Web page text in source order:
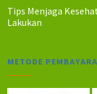
Tips Menjaga
Lakukan
METODE